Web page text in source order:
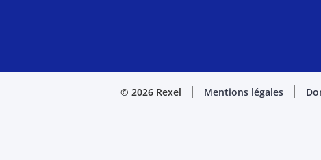
© 2026 Rexel Mentions légales